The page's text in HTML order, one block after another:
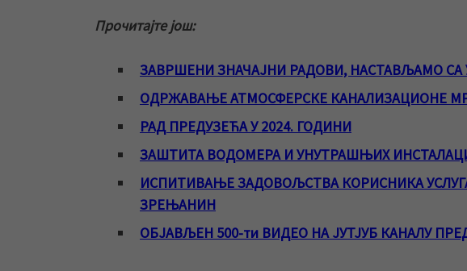
Прочитајте још:
ЗАВРШЕНИ ЗНАЧАЈНИ РАДОВИ, НАСТАВЉАМО СА
ОДРЖАВАЊЕ АТМОСФЕРСКЕ КАНАЛИЗАЦИОНЕ
РАД ПРЕДУЗЕЋА У 2024. ГОДИНИ
ЗАШТИТА ВОДОМЕРА И УНУТРАШЊИХ
ИСПИТИВАЊЕ ЗАДОВОЉСТВА КОРИСНИКА
ЗРЕЊАНИН
ОБЈАВЉЕН 500-ти ВИДЕО НА ЈУТЈУБ КАНАЛУ